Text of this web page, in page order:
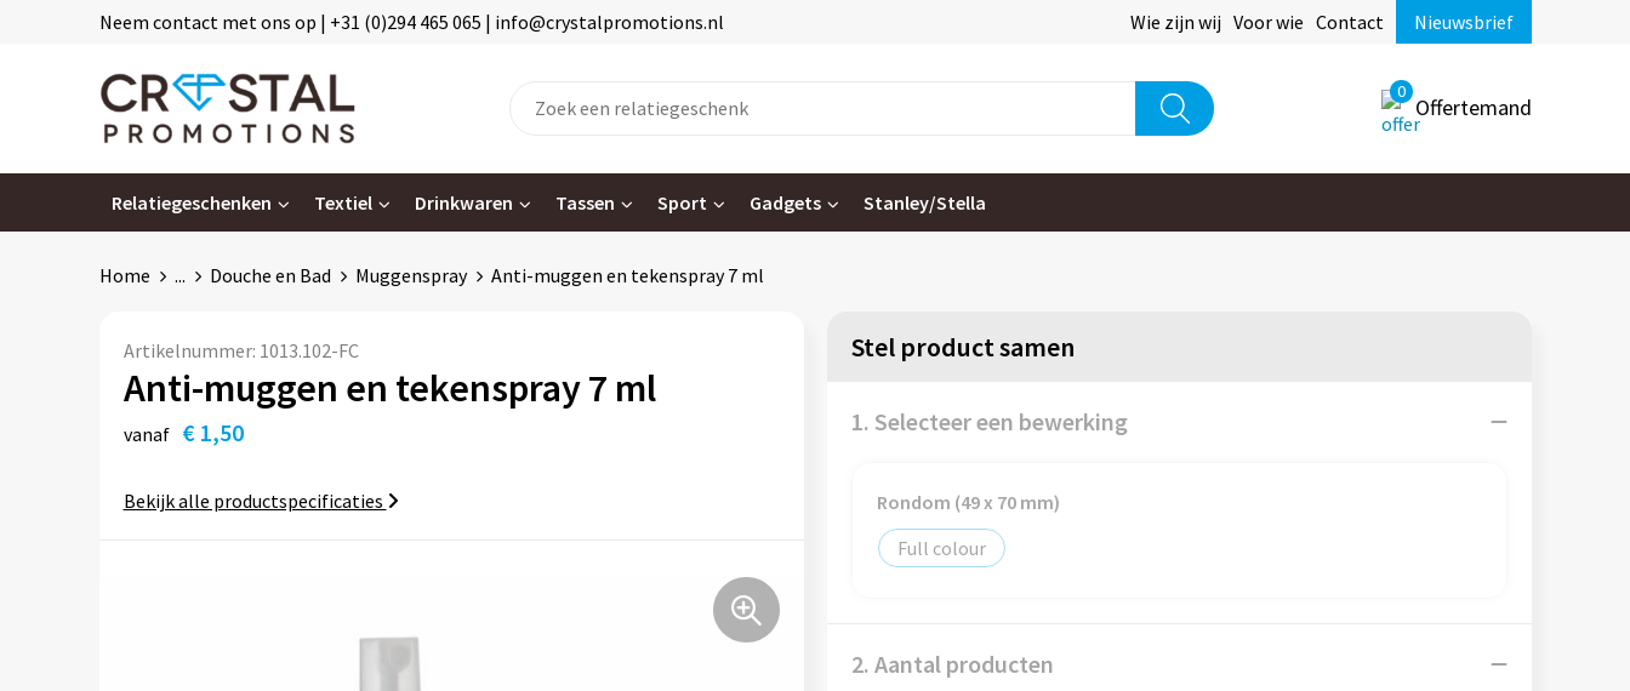
Neem contact met ons op | +31 (0)294 465 065 | info@crystalpromotions.nl Wie zijn wij Voor wie Contact Nieuwsbrief
0
Offertemand
Relatiegeschenken Textiel Drinkwaren Tassen Sport Gadgets Stanley/Stella
Home ... Douche en Bad Muggenspray Anti-muggen en tekenspray 7 ml
Artikelnummer: 1013.102-FC
Anti-muggen en tekenspray 7 ml
vanaf € 1,50
Bekijk alle productspecificaties
Stel product samen
1. Selecteer een bewerking
Rondom (49 x 70 mm)
Full colour
2. Aantal producten